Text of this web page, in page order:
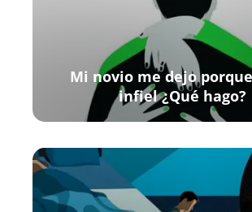
Mi novio me dejo
infiel ¿Qué hago?